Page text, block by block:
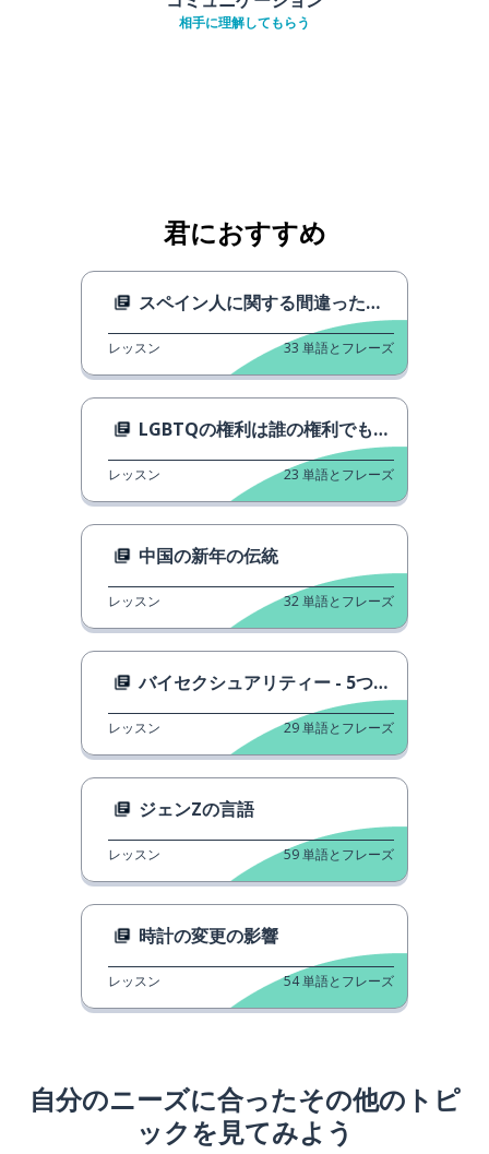
相手に理解してもらう
君におすすめ
スペイン人に関する間違った常套句
レッスン 33 単語とフレーズ
LGBTQの権利は誰の権利でもあります。
レッスン 23 単語とフレーズ
中国の新年の伝統
レッスン 32単語とフレーズ
バイセクシュアリティー - 5つの基本的な事実
レッスン 29単語とフレーズ
ジェンZの言語
レッスン 59単語とフレーズ
時計の変更の影響
レッスン 54単語とフレーズ
自分のニーズに合ったその他のトピ
ックを見てみよう